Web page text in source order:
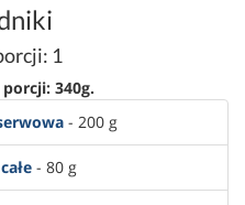
1
340g.
- 200 g
- 80 g